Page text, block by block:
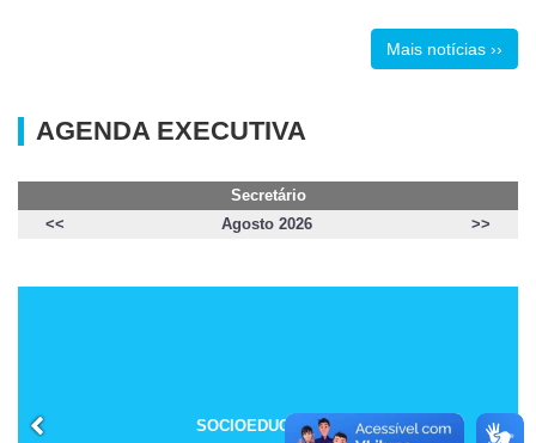
Mais notícias ››
AGENDA EXECUTIVA
Secretário
<<
Agosto 2026 >>
SOCIOEDUCAÇÃO